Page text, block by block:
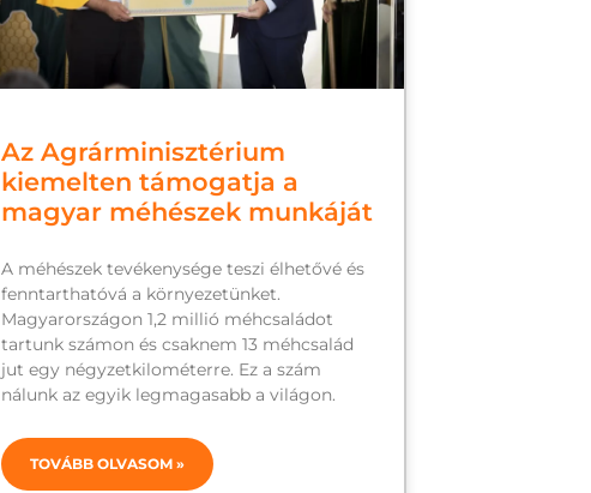
Az Agrárminisztérium
kiemelten támogatja a
magyar méhészek munkáját
A méhészek tevékenysége teszi élhetővé és
fenntarthatóvá a környezetünket.
Magyarországon 1,2 millió méhcsaládot
tartunk számon és csaknem 13 méhcsalád
jut egy négyzetkilométerre. Ez a szám
nálunk az egyik legmagasabb a világon.
TOVÁBB OLVASOM »